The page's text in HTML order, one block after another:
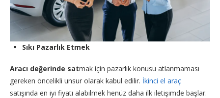
Sıkı Pazarlık Etmek
Aracı değerinde satmak için pazarlık konusu atlanmaması
gereken öncelikli unsur olarak kabul edilir. İkinci el araç
satışında en iyi fiyatı alabilmek henüz daha ilk iletişimde başlar.